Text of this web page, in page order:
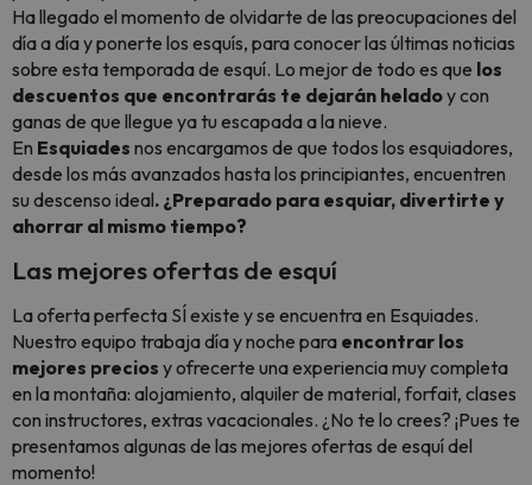
Ha llegado el momento de olvidarte de las preocupaciones del
día a día y ponerte los esquís, para conocer las últimas noticias
sobre esta temporada de esquí. Lo mejor de todo es que los
descuentos que encontrarás te dejarán heladoy con
ganas de que llegue ya tu escapada a la nieve.
En Esquiades nos encargamos de que todos los esquiadores,
desde los más avanzados hasta los principiantes, encuentren
su descenso ideal. ¿Preparado para esquiar, divertirte y
ahorrar al mismo tiempo?
Las mejores ofertas de esquí
La oferta perfecta SÍ existe y se encuentra en Esquiades.
Nuestro equipo trabaja día y noche para encontrar los
mejores precios y ofrecerte una experiencia muy completa
en la montaña: alojamiento, alquiler de material, forfait, clases
con instructores, extras vacacionales. ¿No te lo crees? ¡Pues te
presentamos algunas de las mejores ofertas de esquí del
momento!